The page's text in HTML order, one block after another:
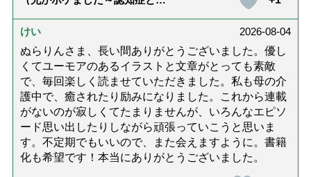
達』が届きました」）
けい
2026-08-04
ぬらりんさま、長い間ありがとうございました。優し
くてユーモアのあるイラストと文章がとっても素敵
で、毎回楽しく読ませていただきました。私も母の介
護中で、癒されたり励みになりました。これから連載
がないのが寂しくてたまりませんが、いろんなエピソ
ード思い出したりしながら頑張っていこうと思いま
す。不定期でもいいので、また会えますように。書籍
化も希望です！本当にありがとうございました。